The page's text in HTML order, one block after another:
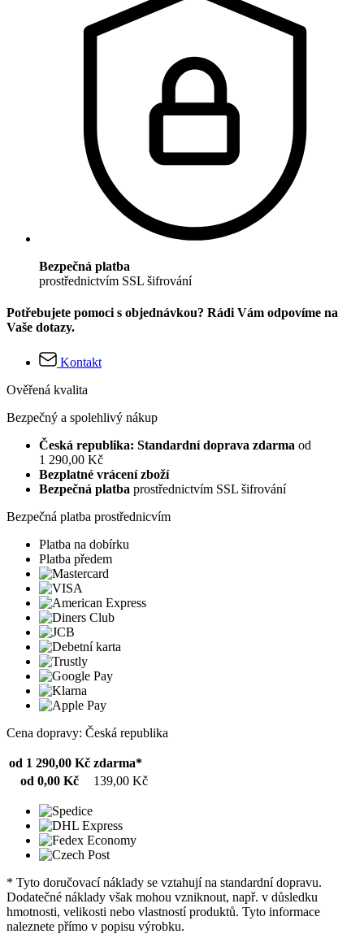
Bezpečná platba
prostřednictvím SSL šifrování
Potřebujete pomoci s objednávkou? Rádi Vám odpovíme na
Vaše dotazy.
Kontakt
Ověřená kvalita
Bezpečný a spolehlivý nákup
Česká republika: Standardní doprava zdarma od
1 290,00 Kč
Bezplatné vrácení zboží
Bezpečná platba prostřednictvím SSL šifrování
Bezpečná platba prostřednicvím
Platba na dobírku
Platba předem
Cena dopravy: Česká republika
od 1 290,00 Kč zdarma*
od 0,00 Kč
139,00 Kč
* Tyto doručovací náklady se vztahují na standardní dopravu.
Dodatečné náklady však mohou vzniknout, např. v důsledku
hmotnosti, velikosti nebo vlastností produktů. Tyto informace
naleznete přímo v popisu výrobku.